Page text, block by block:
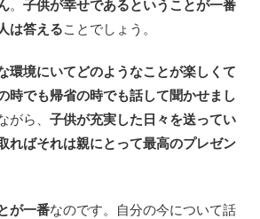
。 子供が幸せであるということが一番
は答えることでしょう。
環境にいてどのようなことが楽しくて
時でも帰省の時でも話して聞かせまし
がら、 子供が充実した日々を送ってい
ればそれは親にとって最高のプレゼン
が一番なのです。自分の今について話